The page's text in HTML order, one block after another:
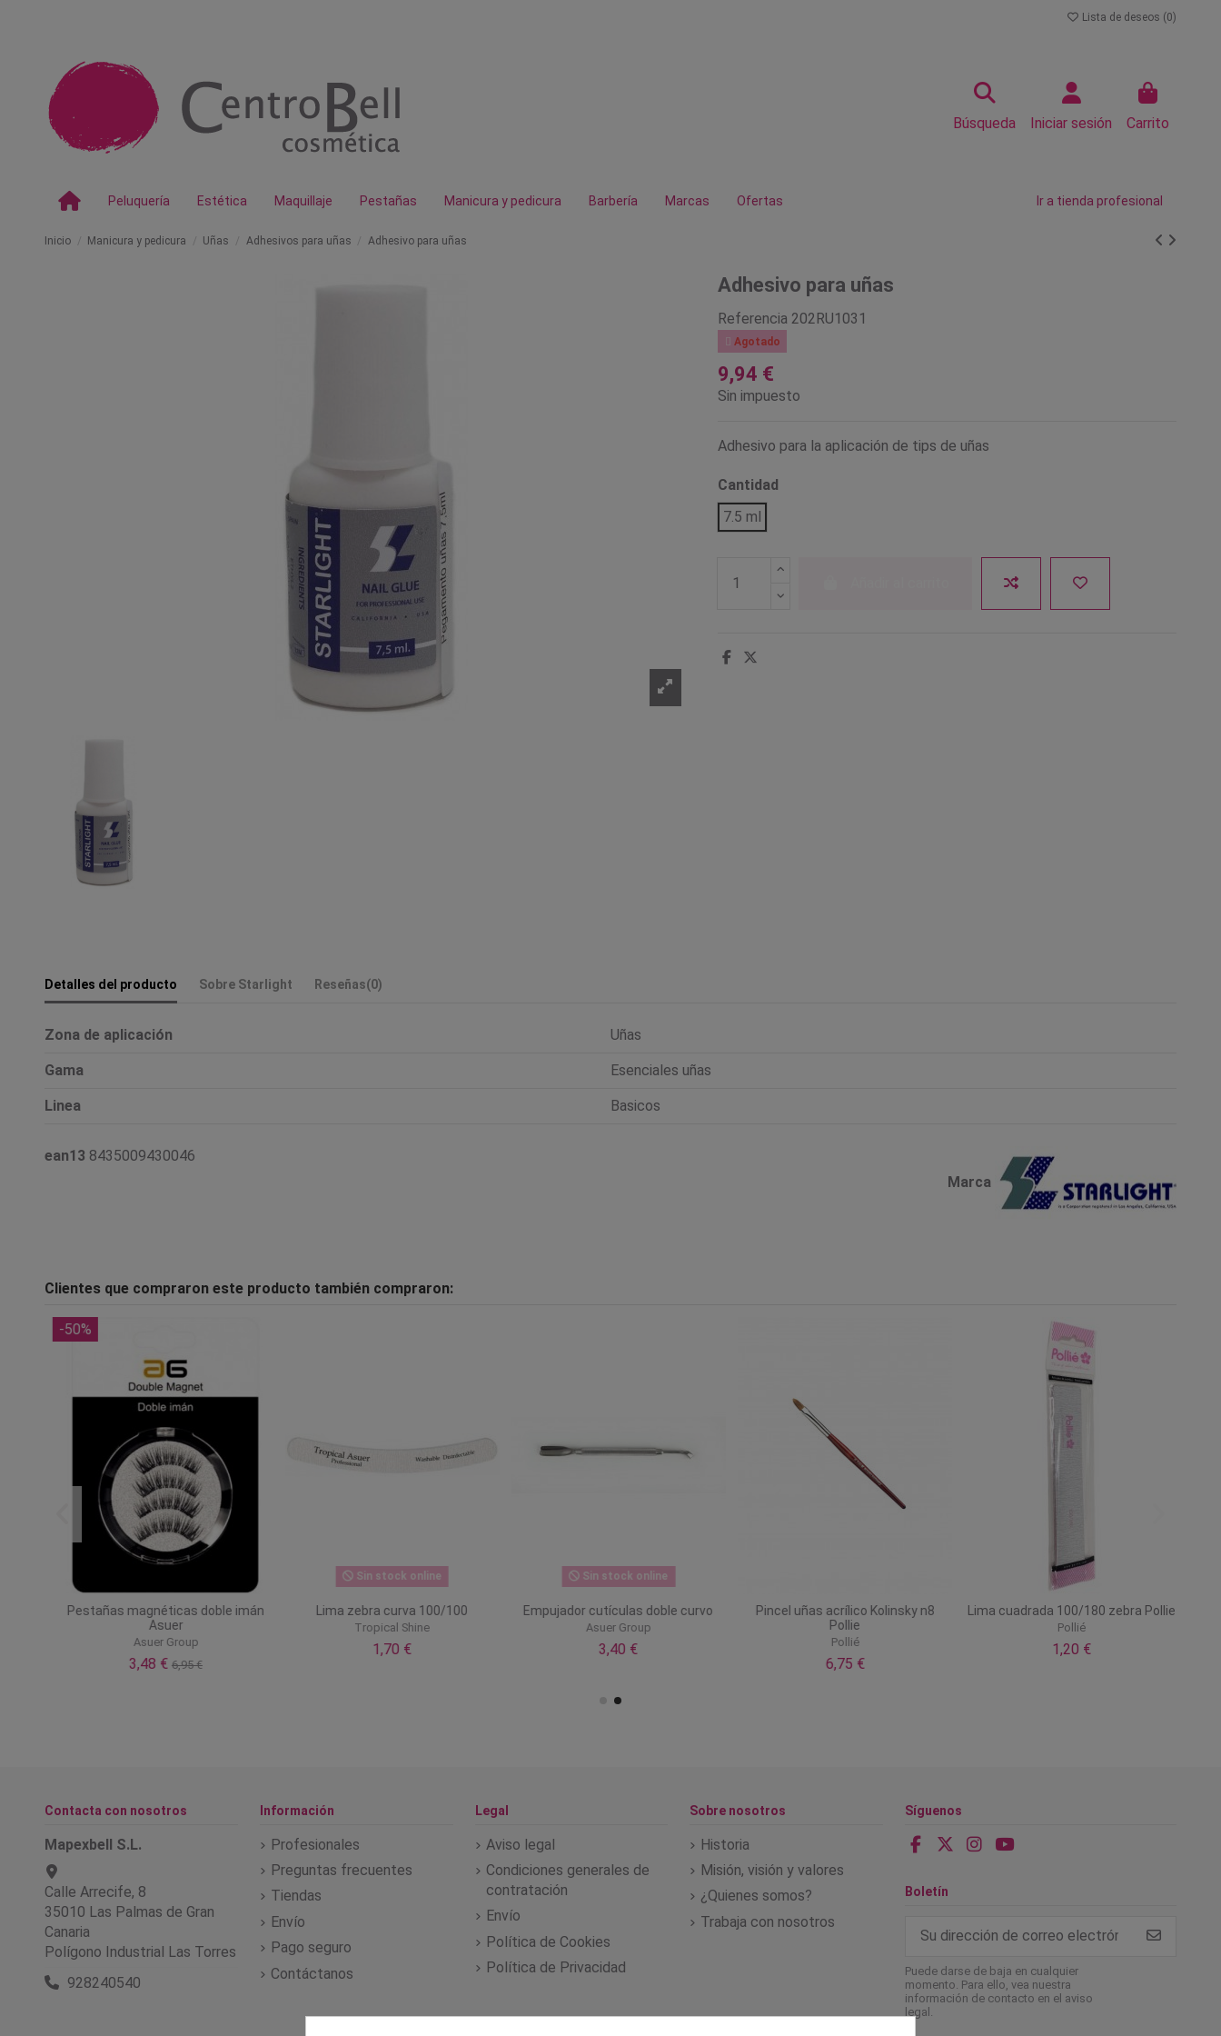
Lista de deseos (0)
Búsqueda Iniciar sesión Carrito
Peluquería Estética Maquillaje Pestañas Manicura y pedicura Barbería Marcas Ofertas Ir a tienda profesional
Inicio Manicura y pedicura Uñas Adhesivos para uñas Adhesivo para uñas
Adhesivo para uñas
Referencia 202RU1031
Agotado
9,94 €
Sin impuesto
Adhesivo para la aplicación de tips de uñas
Cantidad
7.5 ml
Detalles del producto Sobre Starlight Reseñas(0)
Zona de aplicación Uñas
Gama Esenciales uñas
Linea Basicos
Marca
ean13 8435009430046
Clientes que compraron este producto también compraron:
-50%
Pestañas magnéticas doble imán
Asuer
Asuer Group
3,48 €6,95 €
Sin stock online
Lima zebra curva 100/100
Tropical Shine
1,70 €
Sin stock online
Empujador cutículas doble curvo
Asuer Group
3,40 €
Pincel uñas acrílico Kolinsky n8
Pollie
Pollié
6,75 €
Lima cuadrada 100/180 zebra Pollie
Pollié
1,20 €
Contacta con nosotros
Mapexbell S.L.
Calle Arrecife, 8
35010 Las Palmas de Gran
Canaria
Polígono Industrial Las Torres
928240540
Información
Profesionales
Preguntas frecuentes
Tiendas
Envío
Pago seguro
Contáctanos
Legal
Aviso legal
Condiciones generales de
contratación
Envío
Política de Cookies
Política de Privacidad
Sobre nosotros
Historia
Misión, visión y valores
¿Quienes somos?
Trabaja con nosotros
Síguenos
Boletín
Puede darse de baja en cualquier
momento. Para ello, vea nuestra
información de contacto en el aviso
legal.